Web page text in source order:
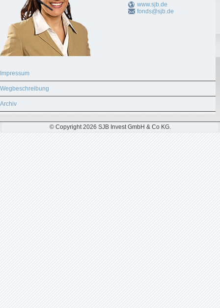
www.sjb.de
fonds@sjb.de
Impressum
Wegbeschreibung
Archiv
© Copyright 2026 SJB Invest GmbH & Co KG.